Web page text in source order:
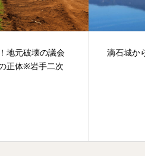
地元破壊の議会
正体※岩手二次
滴石城か